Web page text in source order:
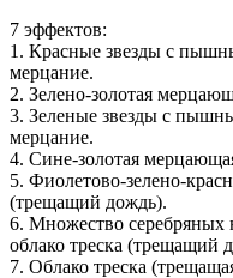
7 эффектов:
1. Красные звезды с
мерцание.
2. Зелено-золотая
3. Зеленые звезды с
мерцание.
4. Сине-золотая
5. Фиолетово-зелено-
(трещащий дождь).
6. Множество
облако треска (трещащий
7. Облако треска